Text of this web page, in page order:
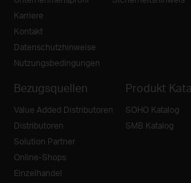
Karriere
Kontakt
Datenschutzhinweise
Nutzungsbedingungen
Bezugsquellen
Value Added Distributoren
Distributoren
Solution Partner
Online-Shops
Einzelhandel
Produkt
SOHO Katalog
SMB Katalog